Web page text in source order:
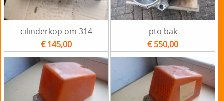
cilinderkop om 314
€ 145,00
pto bak
€ 550,00